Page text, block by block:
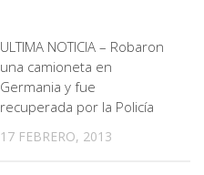
ULTIMA NOTICIA – Robaron
una camioneta en
Germania y fue
recuperada por la Policía
17 FEBRERO, 2013